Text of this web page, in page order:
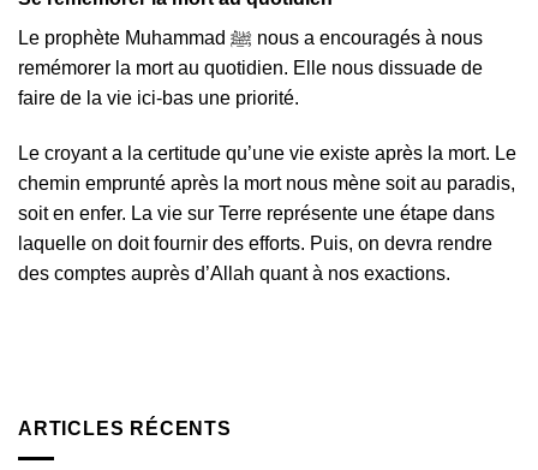
Le prophète Muhammad ﷺ nous a encouragés à nous
remémorer la mort au quotidien. Elle nous dissuade de
faire de la vie ici-bas une priorité.
Le croyant a la certitude qu’une vie existe après la mort. Le
chemin emprunté après la mort nous mène soit au paradis,
soit en enfer. La vie sur Terre représente une étape dans
laquelle on doit fournir des efforts. Puis, on devra rendre
des comptes auprès d’Allah quant à nos exactions.
ARTICLES RÉCENTS